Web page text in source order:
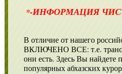
*-ИНФОРМАЦИЯ
В отличие от нашего
ВКЛЮЧЕНО ВСЕ: т.е.
они есть. Здесь Вы
популярных абхазских